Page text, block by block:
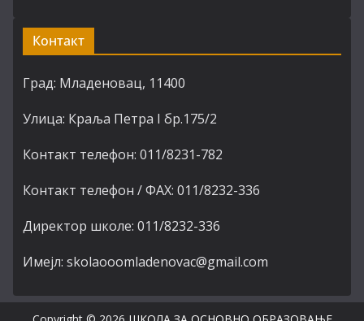
Контакт
Град: Младеновац, 11400
Улица: Краља Петра I бр.175/2
Контакт телефон: 011/8231-782
Контакт телефон / ФАХ: 011/8232-336
Директор школе: 011/8232-336
Имејл: skolaooomladenovac@gmail.com